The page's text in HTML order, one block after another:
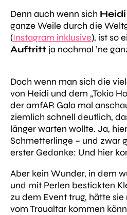
Denn auch wenn sich
ganze Weile durch die
(Instagram inklusive), ist so
Auftritt ja nochmal ’ne
Doch wenn man sich die
von Heidi und dem „Tokio
der amfAR Gala mal
ziemlich schnell deutlich,
länger warten wollte. Ja,
Schmetterlinge – und zwar
erster Gedanke: Und hier
Aber kein Wunder, in dem
und mit Perlen bestickten
zu dem Event trug, hätte
vom Traualtar kommen